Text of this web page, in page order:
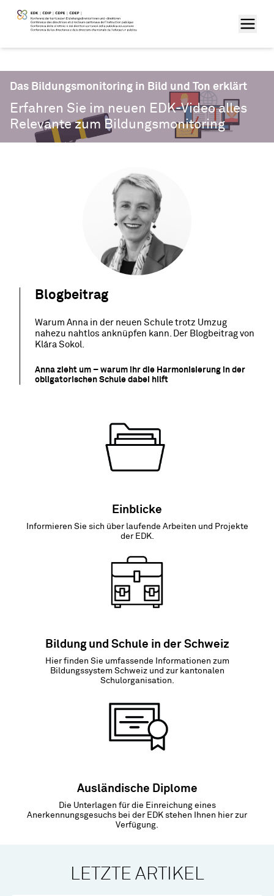
Das Bildungsmonitoring in Bild und Ton erklärt
Erfahren Sie im neuen EDK-Video alles
Relevante zum Bildungsmonitoring
Blogbeitrag
Warum Anna in der neuen Schule trotz Umzug
nahezu nahtlos anknüpfen kann. Der Blogbeitrag von
Klára Sokol.
Anna zieht um – warum ihr die Harmonisierung in der
obligatorischen Schule dabei hilft
Einblicke
Informieren Sie sich über laufende Arbeiten und Projekte
der EDK.
Bildung und Schule in der Schweiz
Hier finden Sie umfassende Informationen zum
Bildungssystem Schweiz und zur kantonalen
Schulorganisation.
Ausländische Diplome
Die Unterlagen für die Einreichung eines
Anerkennungsgesuchs bei der EDK stehen Ihnen hier zur
Verfügung.
LETZTE ARTIKEL